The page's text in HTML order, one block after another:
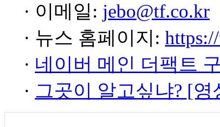
· 이메일: jebo@tf.co.kr
· 뉴스 홈페이지:
· 네이버 메인 더팩트
· 그곳이 알고싶냐? [